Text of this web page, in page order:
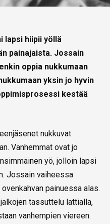
lapsi hiipii yöllä
painajaista. Jossain
oppia nukkumaan
yksin jo hyvin
kestää
nukkuvat
Vanhemmat ovat jo
yö, jolloin lapsi
Jossain vaiheessa
painuessa alas.
tassuttelu lattialla,
vanhempien viereen.